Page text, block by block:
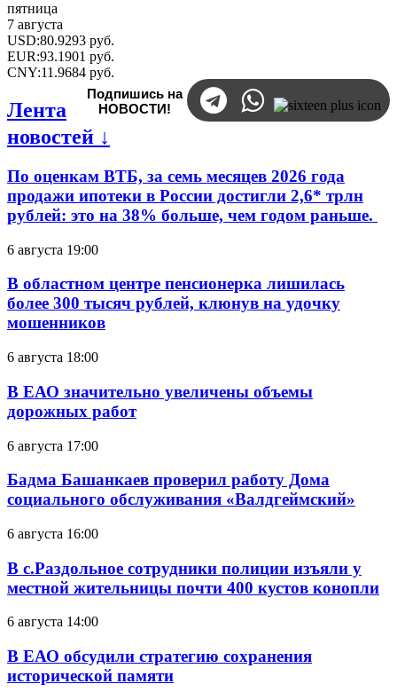
пятница
7 августа
USD:80.9293 руб.
EUR:93.1901 руб.
CNY:11.9684 руб.
Подпишись на
НОВОСТИ!
Лента
новостей ↓
По оценкам ВТБ, за семь месяцев 2026 года
продажи ипотеки в России достигли 2,6* трлн
рублей: это на 38% больше, чем годом раньше.
6 августа 19:00
В областном центре пенсионерка лишилась
более 300 тысяч рублей, клюнув на удочку
мошенников
6 августа 18:00
В ЕАО значительно увеличены объемы
дорожных работ
6 августа 17:00
Бадма Башанкаев проверил работу Дома
социального обслуживания «Валдгеймский»
6 августа 16:00
В с.Раздольное сотрудники полиции изъяли у
местной жительницы почти 400 кустов конопли
6 августа 14:00
В ЕАО обсудили стратегию сохранения
исторической памяти